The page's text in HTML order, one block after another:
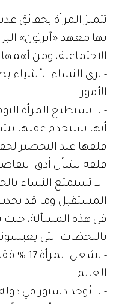
تتميز المرأة بحقائق
بها معهد «آيرتون»
الاجتماعية، ومن أهمها
- ترى النساء الأشياء
الأمور.
- لا تستطيع المرأة
أنها تستخدم عقلها
قلقها عند التحضير
قلقة بشأن أدق
- لا تستمتع النساء
المستقبل وما قد
في هذه المسألة، حيث
باللحظات التي
- تشغل
العالم.
- لا يُوجد دستور في